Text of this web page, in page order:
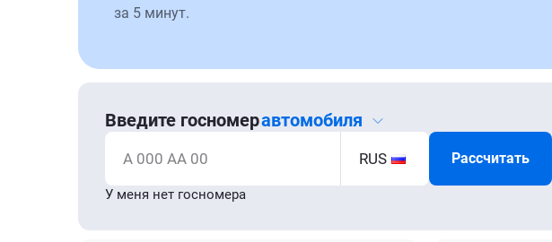
за 5 минут.
Введите госномеравтомобиля
А 000 АА 00 RUS Рассчитать
У меня нет госномера